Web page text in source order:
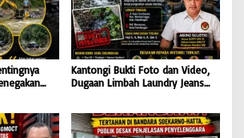
Kantongi Bukti Foto dan Video,
Dugaan Limbah Laundry Jeans
Hingga Kejaksaan Bertindak
Tegas